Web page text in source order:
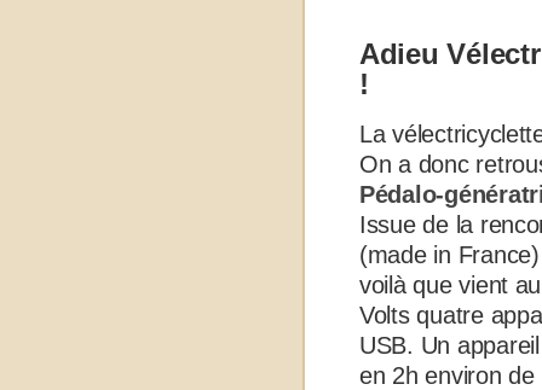
Adieu
!
La
On a donc
Pédalo-
Issue de la
(made in
voilà que vient
Volts quatre
USB. Un
en 2h environ